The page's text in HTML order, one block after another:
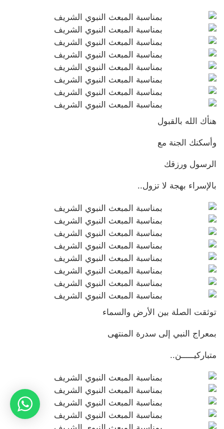
هنأك الله بالقبول
وأسكنك الجنة مع
الرسول ورزقك
بالإسراء بهجة لا تزول..
توثقت الصلة بين الأرض والسماء
بمعراج النبي إلى سدرة المنتهى
متباركيـــــن..